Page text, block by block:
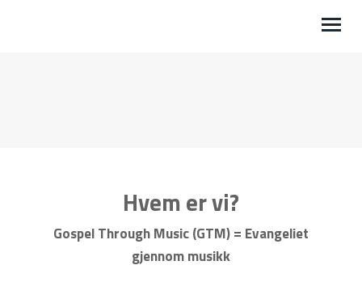
GTM FESTIVAL
Hvem er vi?
Gospel Through Music (GTM) = Evangeliet
gjennom musikk